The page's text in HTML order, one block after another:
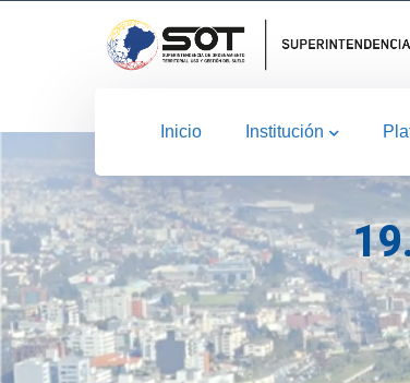
Inicio Institución